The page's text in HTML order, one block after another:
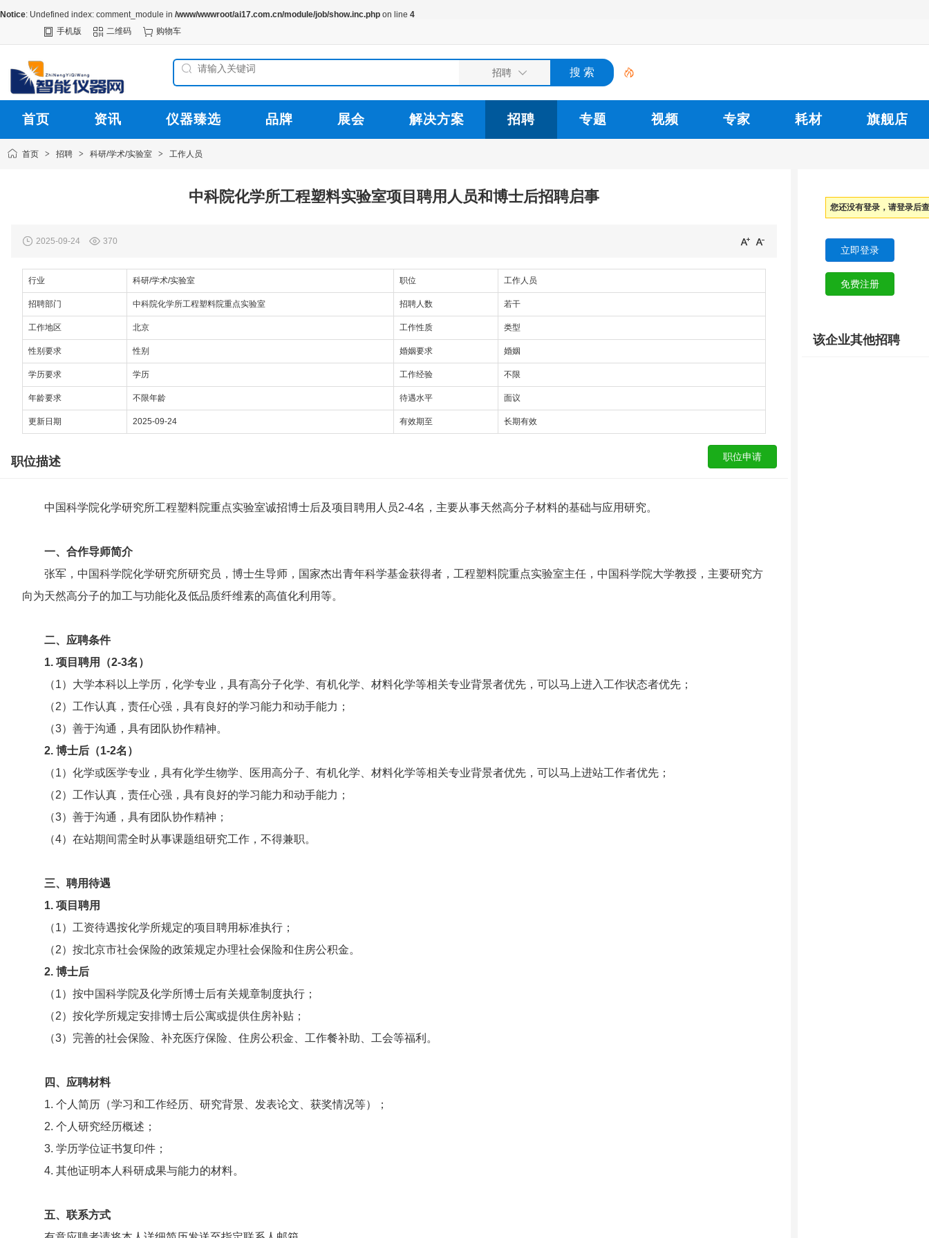
Notice: Undefined index: comment_module in /www/wwwroot/ai17.com.cn/module/job/show.inc.php on line 4
手机版
二维码 购物车
首页 资讯 仪器臻选 品牌 展会 解决方案 招聘 专题 视频 专家 耗材 旗舰店
首页 > 招聘 > 科研/学术/实验室 > 工作人员
中科院化学所工程塑料实验室项目聘用人员和博士后招聘启事
2025-09-24 370
行业 科研/学术/实验室 职位 工作人员
招聘部门 中科院化学所工程塑料院重点实验室 招聘人数 若干
工作地区 北京 工作性质 类型
性别要求 性别 婚姻要求 婚姻
学历要求 学历 工作经验 不限
年龄要求 不限年龄 待遇水平 面议
更新日期 2025-09-24 有效期至 长期有效
职位描述
中国科学院化学研究所工程塑料院重点实验室诚招博士后及项目聘用人员2-4名，主要从事天然高分子材料的基础与应用研究。
一、合作导师简介
张军，中国科学院化学研究所研究员，博士生导师，国家杰出青年科学基金获得者，工程塑料院重点实验室主任，中国科学院大学教授，主要研究方
向为天然高分子的加工与功能化及低品质纤维素的高值化利用等。
二、应聘条件
1. 项目聘用（2-3名）
（1）大学本科以上学历，化学专业，具有高分子化学、有机化学、材料化学等相关专业背景者优先，可以马上进入工作状态者优先；
（2）工作认真，责任心强，具有良好的学习能力和动手能力；
（3）善于沟通，具有团队协作精神。
2. 博士后（1-2名）
（1）化学或医学专业，具有化学生物学、医用高分子、有机化学、材料化学等相关专业背景者优先，可以马上进站工作者优先；
（2）工作认真，责任心强，具有良好的学习能力和动手能力；
（3）善于沟通，具有团队协作精神；
（4）在站期间需全时从事课题组研究工作，不得兼职。
三、聘用待遇
1. 项目聘用
（1）工资待遇按化学所规定的项目聘用标准执行；
（2）按北京市社会保险的政策规定办理社会保险和住房公积金。
2. 博士后
（1）按中国科学院及化学所博士后有关规章制度执行；
（2）按化学所规定安排博士后公寓或提供住房补贴；
（3）完善的社会保险、补充医疗保险、住房公积金、工作餐补助、工会等福利。
四、应聘材料
1. 个人简历（学习和工作经历、研究背景、发表论文、获奖情况等）；
2. 个人研究经历概述；
3. 学历学位证书复印件；
4. 其他证明本人科研成果与能力的材料。
五、联系方式
您还没有登录，请登录后
该企业其他招聘